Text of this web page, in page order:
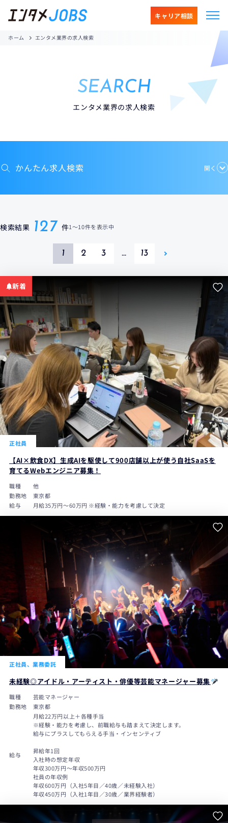
キャリア相談
ホーム エンタメ業界の求人検索
SEARCH
エンタメ業界の求人検索
かんたん求人検索 開く
検索結果 127 件1〜10件を表示中
1 2 3 … 13
新着
正社員
【AI×飲食DX】生成AIを駆使して900店舗以上が使う自社SaaSを
育てるWebエンジニア募集！
職種
他
勤務地
東京都
給与
月給35万円～60万円 ※経験・能力を考慮して決定
正社員、業務委託
未経験◎アイドル・アーティスト・俳優等芸能マネージャー募集
職種
芸能マネージャー
勤務地
東京都
給与
月給22万円以上＋各種手当
※経験・能力を考慮し、前職給与も踏まえて決定します。
給与にプラスしてもらえる手当・インセンティブ
昇給年1回
入社時の想定年収
年収300万円～年収500万円
社員の年収例
年収600万円（入社5年目／40歳／未経験入社）
年収450万円（入社1年目／30歳／業界経験者）